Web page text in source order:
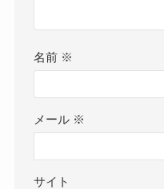
名前 ※
メール ※
サイト